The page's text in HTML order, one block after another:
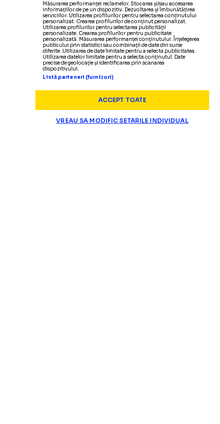
Măsurarea performanței reclamelor. Stocarea și/sau accesarea
informațiilor de pe un dispozitiv. Dezvoltarea și îmbunătățirea
serviciilor. Utilizarea profilurilor pentru selectarea conținutului
personalizat. Crearea profilurilor de conținut personalizat.
Utilizarea profilurilor pentru selectarea publicității
personalizate. Crearea profilurilor pentru publicitate
personalizată. Măsurarea performanței conținutului. Înțelegerea
publicului prin statistici sau combinații de date din surse
diferite. Utilizarea de date limitate pentru a selecta publicitatea.
Utilizarea datelor limitate pentru a selecta conținutul. Date
precise de geolocație și identificarea prin scanarea
dispozitivului.
Listă parteneri (furnizori)
ACCEPT TOATE
VREAU SA MODIFIC SETARILE INDIVIDUAL